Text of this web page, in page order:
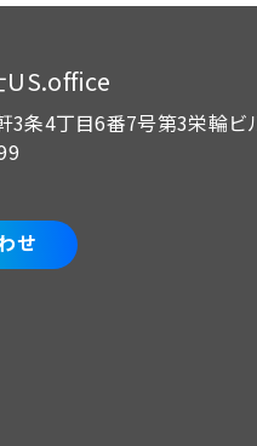
US.office
3条4丁目6番7号第3栄輪ビ
せ